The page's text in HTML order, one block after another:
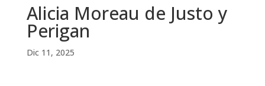
Alicia Moreau de Justo y
Perigan
Dic 11, 2025